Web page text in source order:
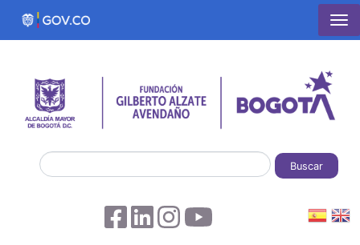
Pasar al contenido principal
Buscar